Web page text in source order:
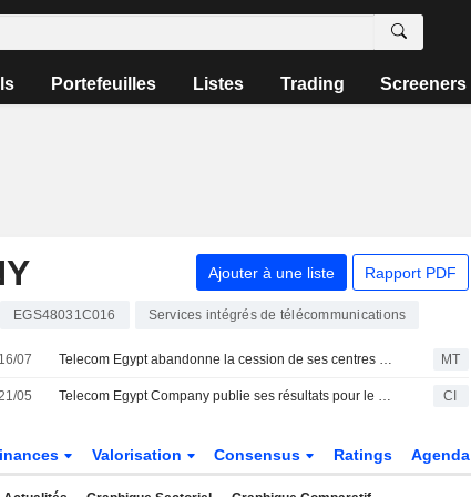
Portefeuilles Listes Trading Screeners
Ajouter à une liste Rapport PDF
EGS48031C016 Services intégrés de télécommunications
16/07 Telecom Egypt abandonne la cession de ses centres de données à Helios Investments MT
05 Telecom Egypt Company publie ses résultats pour le premier trimestre clos le 31 mars 2026 CI
Valorisation Consensus Ratings Agenda